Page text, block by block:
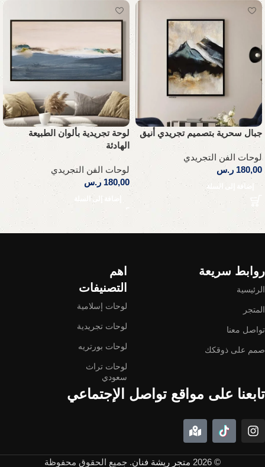
جبال سحرية بتصميم تجريدي أنيق
لوحات الفن التجريدي
180,00 ر.س
إضافة إلى السلة
لوحة تجريدية بألوان الطبيعة
الهادئة
لوحات الفن التجريدي
180,00 ر.س
إضافة إلى السلة
Read More
روابط سريعة
الرئيسية
المتجر
تواصل معنا
صمم على ذوقكك
اهم
التصنيفات
لوحات إسلامية
لوحات تجريدية
لوحات بورتريه
لوحات تراث
سعودي
تابعنا على مواقع تواصل الإجتماعي
© 2026 متجر ريشة فنان. جميع الحقوق محفوظة